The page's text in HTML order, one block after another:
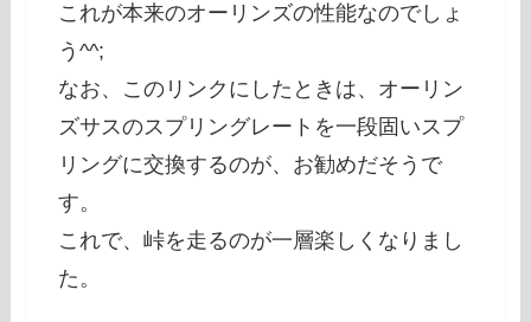
これが本来のオーリンズの性能なのでしょ
う^^;
なお、このリンクにしたときは、オーリン
ズサスのスプリングレートを一段固いスプ
リングに交換するのが、お勧めだそうで
す。
これで、峠を走るのが一層楽しくなりまし
た。